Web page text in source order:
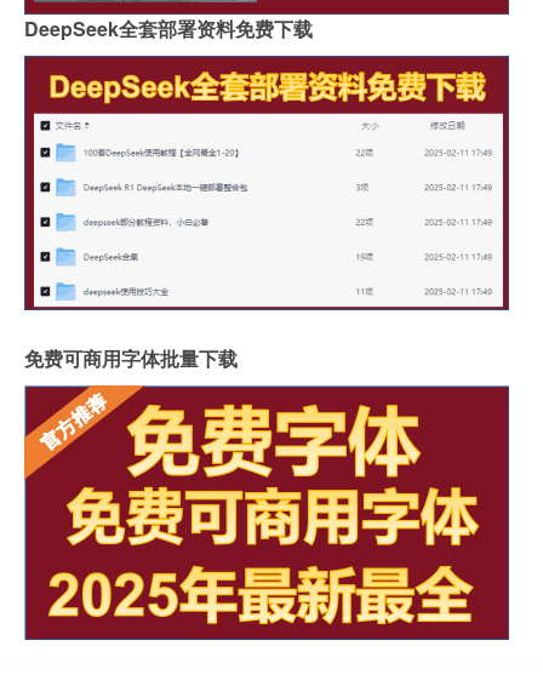
DeepSeek全套部署资料免费下载
免费可商用字体批量下载